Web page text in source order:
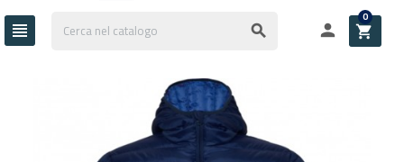
   
0